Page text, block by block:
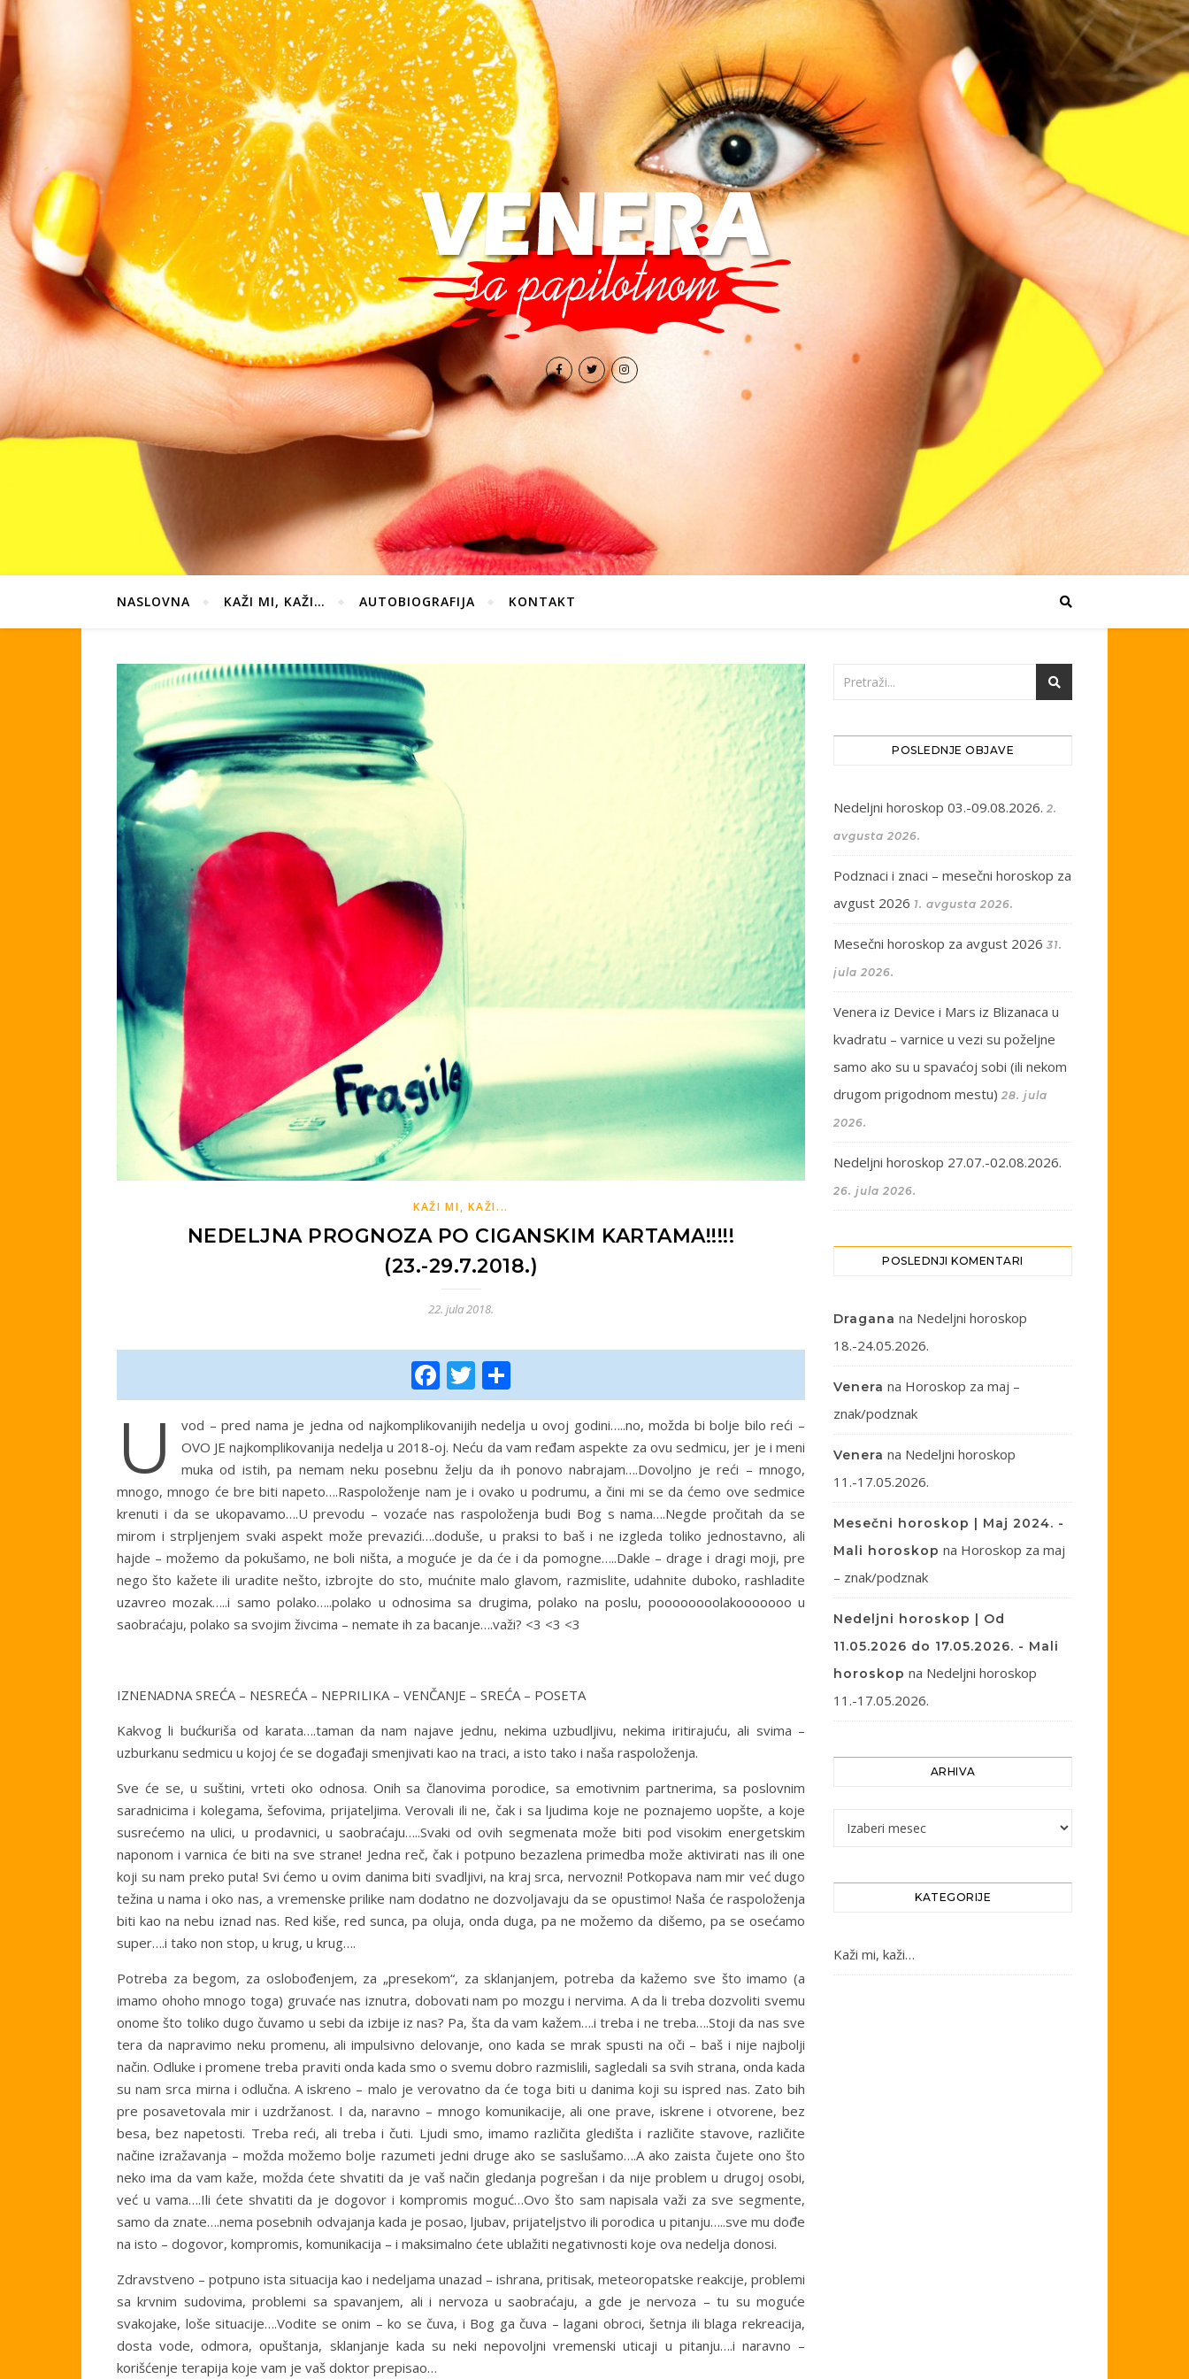
NASLOVNA KAŽI MI, KAŽI… AUTOBIOGRAFIJA KONTAKT
KAŽI MI, KAŽI...
NEDELJNA PROGNOZA PO CIGANSKIM KARTAMA!!!!!
(23.-29.7.2018.)
22. jula 2018.
Facebook
Twitter
u
vod – pred nama je jedna od najkomplikovanijih nedelja u ovoj godini…..no, možda bi bolje bilo reći –
OVO JE najkomplikovanija nedelja u 2018-oj. Neću da vam ređam aspekte za ovu sedmicu, jer je i meni
muka od istih, pa nemam neku posebnu želju da ih ponovo nabrajam….Dovoljno je reći – mnogo,
mnogo, mnogo će bre biti napeto….Raspoloženje nam je i ovako u podrumu, a čini mi se da ćemo ove sedmice
krenuti i da se ukopavamo….U prevodu – vozaće nas raspoloženja budi Bog s nama….Negde pročitah da se
mirom i strpljenjem svaki aspekt može prevazići….doduše, u praksi to baš i ne izgleda toliko jednostavno, ali
hajde – možemo da pokušamo, ne boli ništa, a moguće je da će i da pomogne…..Dakle – drage i dragi moji, pre
nego što kažete ili uradite nešto, izbrojte do sto, mućnite malo glavom, razmislite, udahnite duboko, rashladite
uzavreo mozak…..i samo polako…..polako u odnosima sa drugima, polako na poslu, poooooooolakooooooo u
saobraćaju, polako sa svojim živcima – nemate ih za bacanje….važi? <3 <3 <3
IZNENADNA SREĆA – NESREĆA – NEPRILIKA – VENČANJE – SREĆA – POSETA
Kakvog li bućkuriša od karata….taman da nam najave jednu, nekima uzbudljivu, nekima iritirajuću, ali svima –
uzburkanu sedmicu u kojoj će se događaji smenjivati kao na traci, a isto tako i naša raspoloženja.
Sve će se, u suštini, vrteti oko odnosa. Onih sa članovima porodice, sa emotivnim partnerima, sa poslovnim
saradnicima i kolegama, šefovima, prijateljima. Verovali ili ne, čak i sa ljudima koje ne poznajemo uopšte, a koje
susrećemo na ulici, u prodavnici, u saobraćaju…..Svaki od ovih segmenata može biti pod visokim energetskim
naponom i varnica će biti na sve strane! Jedna reč, čak i potpuno bezazlena primedba može aktivirati nas ili one
koji su nam preko puta! Svi ćemo u ovim danima biti svadljivi, na kraj srca, nervozni! Potkopava nam mir već dugo
težina u nama i oko nas, a vremenske prilike nam dodatno ne dozvoljavaju da se opustimo! Naša će raspoloženja
biti kao na nebu iznad nas. Red kiše, red sunca, pa oluja, onda duga, pa ne možemo da dišemo, pa se osećamo
super….i tako non stop, u krug, u krug….
Potreba za begom, za oslobođenjem, za „presekom“, za sklanjanjem, potreba da kažemo sve što imamo (a
imamo ohoho mnogo toga) gruvaće nas iznutra, dobovati nam po mozgu i nervima. A da li treba dozvoliti svemu
onome što toliko dugo čuvamo u sebi da izbije iz nas? Pa, šta da vam kažem….i treba i ne treba….Stoji da nas sve
tera da napravimo neku promenu, ali impulsivno delovanje, ono kada se mrak spusti na oči – baš i nije najbolji
način. Odluke i promene treba praviti onda kada smo o svemu dobro razmislili, sagledali sa svih strana, onda kada
su nam srca mirna i odlučna. A iskreno – malo je verovatno da će toga biti u danima koji su ispred nas. Zato bih
pre posavetovala mir i uzdržanost. I da, naravno – mnogo komunikacije, ali one prave, iskrene i otvorene, bez
besa, bez napetosti. Treba reći, ali treba i čuti. Ljudi smo, imamo različita gledišta i različite stavove, različite
načine izražavanja – možda možemo bolje razumeti jedni druge ako se saslušamo….A ako zaista čujete ono što
neko ima da vam kaže, možda ćete shvatiti da je vaš način gledanja pogrešan i da nije problem u drugoj osobi,
već u vama….Ili ćete shvatiti da je dogovor i kompromis moguć…Ovo što sam napisala važi za sve segmente,
samo da znate….nema posebnih odvajanja kada je posao, ljubav, prijateljstvo ili porodica u pitanju…..sve mu dođe
na isto – dogovor, kompromis, komunikacija – i maksimalno ćete ublažiti negativnosti koje ova nedelja donosi.
Zdravstveno – potpuno ista situacija kao i nedeljama unazad – ishrana, pritisak, meteoropatske reakcije, problemi
sa krvnim sudovima, problemi sa spavanjem, ali i nervoza u saobraćaju, a gde je nervoza – tu su moguće
svakojake, loše situacije….Vodite se onim – ko se čuva, i Bog ga čuva – lagani obroci, šetnja ili blaga rekreacija,
dosta vode, odmora, opuštanja, sklanjanje kada su neki nepovoljni vremenski uticaji u pitanju….i naravno –
korišćenje terapija koje vam je vaš doktor prepisao…
POSLEDNJE OBJAVE
Nedeljni horoskop 03.-09.08.2026. 2.
avgusta 2026.
Podznaci i znaci – mesečni horoskop za
avgust 2026 1. avgusta 2026.
Mesečni horoskop za avgust 2026 31.
jula 2026.
Venera iz Device i Mars iz Blizanaca u
kvadratu – varnice u vezi su poželjne
samo ako su u spavaćoj sobi (ili nekom
drugom prigodnom mestu) 28. jula
2026.
Nedeljni horoskop 27.07.-02.08.2026.
26. jula 2026.
POSLEDNJI KOMENTARI
Dragana na Nedeljni horoskop
18.-24.05.2026.
Venera na Horoskop za maj –
znak/podznak
Venera na Nedeljni horoskop
11.-17.05.2026.
Mesečni horoskop | Maj 2024. -
Mali horoskop na Horoskop za maj
– znak/podznak
Nedeljni horoskop | Od
11.05.2026 do 17.05.2026. - Mali
horoskop na Nedeljni horoskop
11.-17.05.2026.
ARHIVA
Arhiva
KATEGORIJE
Kaži mi, kaži…